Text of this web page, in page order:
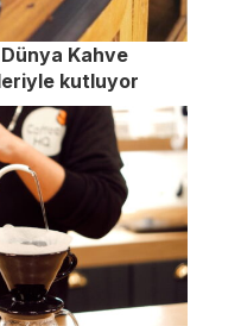
Dünya Kahve
kutluyor